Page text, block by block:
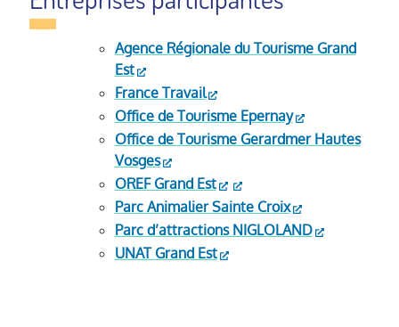
Agence Régionale du Tourisme Grand
Est
France Travail
Office de Tourisme Epernay
Office de Tourisme Gerardmer Hautes
Vosges
OREF Grand Est
Parc Animalier Sainte Croix
Parc d’attractions NIGLOLAND
UNAT Grand Est